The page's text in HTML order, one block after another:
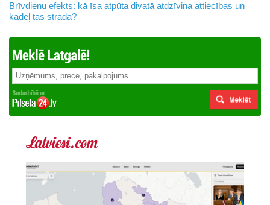
Brīvdienu efekts: kā īsa atpūta divatā atdzīvina attiecības un
kādēļ tas strādā?